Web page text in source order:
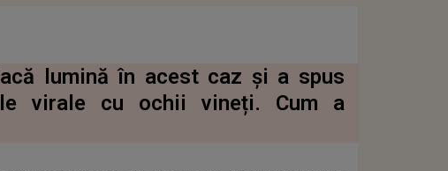
lumină în acest caz și a spus
virale cu ochii vineți. Cum a